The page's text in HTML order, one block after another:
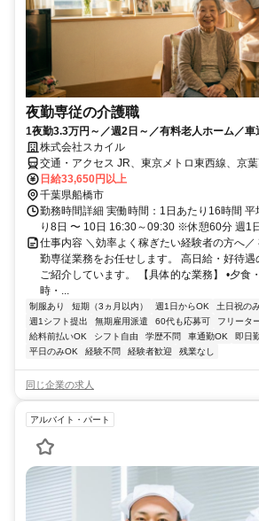
夜勤専従の介護職
1夜勤3.3万円～／週2日～／有料老人ホーム／車
株式会社スカイル
交通・アクセス JR、東京メトロ東西線、京葉
より徒歩約12分／京成本線「京成西船駅」よ
「東中山駅」より徒歩約4分
日給33,650円以上
千葉県船橋市
勤務時間詳細 実働時間：1日あたり16時間
り8日 〜 10日 16:30～09:30 ※休憩60分 週1
仕事内容 ＼効率よく稼ぎたい経験者の方へ
勤専従業務をお任せします。 高日給・好待
ご紹介しています。 【具体的な業務】 •夕食
時・...
制服あり 短期（3ヵ月以内） 週1日からOK 土日祝の
週1シフト提出
無期雇用派遣 60代も応募可 フリータ
給料前払いOK
シフト自由 学歴不問 車通勤OK 即日
平日のみOK
経験不問 経験者歓迎 残業なし
同じ企業の求人
アルバイト・パート